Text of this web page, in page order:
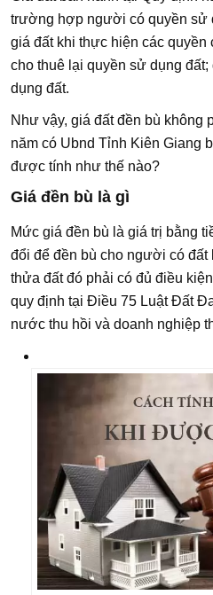
trường hợp người có quyền sử
giá đất khi thực hiện các
cho thuê lại quyền sử dụng
dụng đất.
Như vậy, giá đất đền bù không
năm có Ubnd Tỉnh Kiên Giang
được tính như thế nào?
Giá đền bù là gì
Mức giá đền bù là giá trị bằng
đổi để đền bù cho người có
thửa đất đó phải có đủ điều
quy định tại Điều 75 Luật Đất
nước thu hồi và doanh nghiệp